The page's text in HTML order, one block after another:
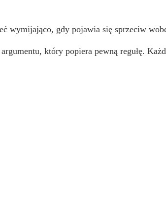
wymijająco, gdy pojawia się sprzeciw
który popiera pewną regułę.